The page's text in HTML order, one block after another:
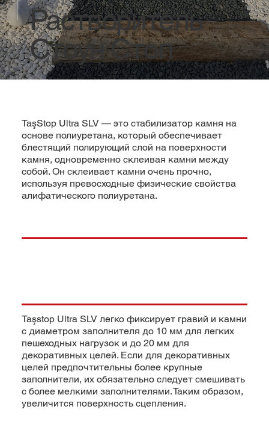
Растворитель
Стоун Стоп
TaşStop Ultra SLV — это стабилизатор камня на
основе полиуретана, который обеспечивает
блестящий полирующий слой на поверхности
камня, одновременно склеивая камни между
собой. Он склеивает камни очень прочно,
используя превосходные физические свойства
алифатического полиуретана.
Taşstop Ultra SLV легко фиксирует гравий и камни
с диаметром заполнителя до 10 мм для легких
пешеходных нагрузок и до 20 мм для
декоративных целей. Если для декоративных
целей предпочтительны более крупные
заполнители, их обязательно следует смешивать
с более мелкими заполнителями. Таким образом,
увеличится поверхность сцепления.